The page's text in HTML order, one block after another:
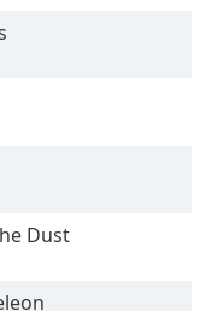
Dust